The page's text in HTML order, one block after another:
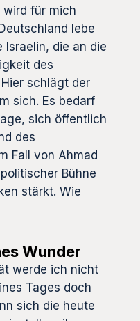
wird für mich
lebe
Israelin, die an die
des
schlägt der
sich. Es bedarf
sich öffentlich
des
Fall von Ahmad
Bühne
stärkt. Wie
Wunder
werde ich nicht
Tages doch
sich die heute